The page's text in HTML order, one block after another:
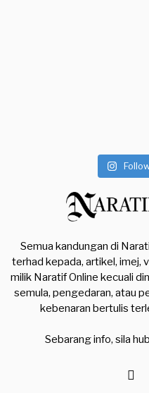
Semua kandungan di
terhad kepada, artikel, imej,
milik Naratif Online kecuali
semula, pengedaran, atau
kebenaran bertulis
Sebarang info, sila